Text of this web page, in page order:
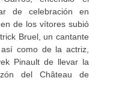
de celebración en
de los vítores subió
Bruel, un cantante
como de la actriz,
Pinault de llevar la
del Château de